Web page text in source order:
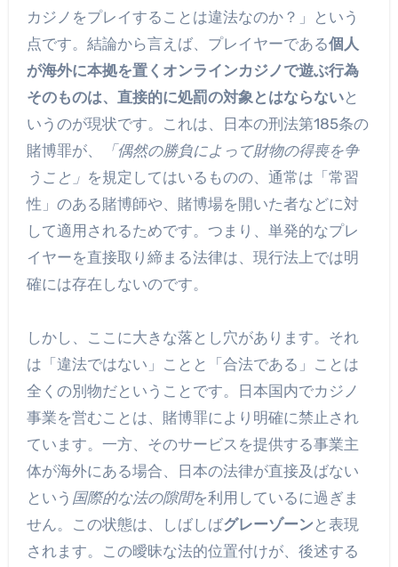
カジノをプレイすることは違法なのか？」という
点です。結論から言えば、プレイヤーである個人
が海外に本拠を置くオンラインカジノで遊ぶ行為
そのものは、直接的に処罰の対象とはならないと
いうのが現状です。これは、日本の刑法第185条の
賭博罪が、
「偶然の勝負によって財物の得喪を争
うこと」 を規定してはいるものの、通常は「常習
性」のある賭博師や、賭博場を開いた者などに対
して適用されるためです。つまり、単発的なプレ
イヤーを直接取り締まる法律は、現行法上では明
確には存在しないのです。
しかし、ここに大きな落とし穴があります。それ
は「違法ではない」ことと「合法である」ことは
全くの別物だということです。日本国内でカジノ
事業を営むことは、賭博罪により明確に禁止され
ています。一方、そのサービスを提供する事業主
体が海外にある場合、日本の法律が直接及ばない
という 国際的な法の隙間を利用しているに過ぎま
せん。この状態は、しばしばグレーゾーンと表現
されます。この曖昧な法的位置付けが、後述する